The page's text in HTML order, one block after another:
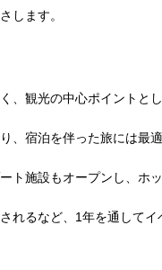
します。
、観光の中心ポイントと
、宿泊を伴った旅には最
ト施設もオープンし、ホッ
れるなど、1年を通して